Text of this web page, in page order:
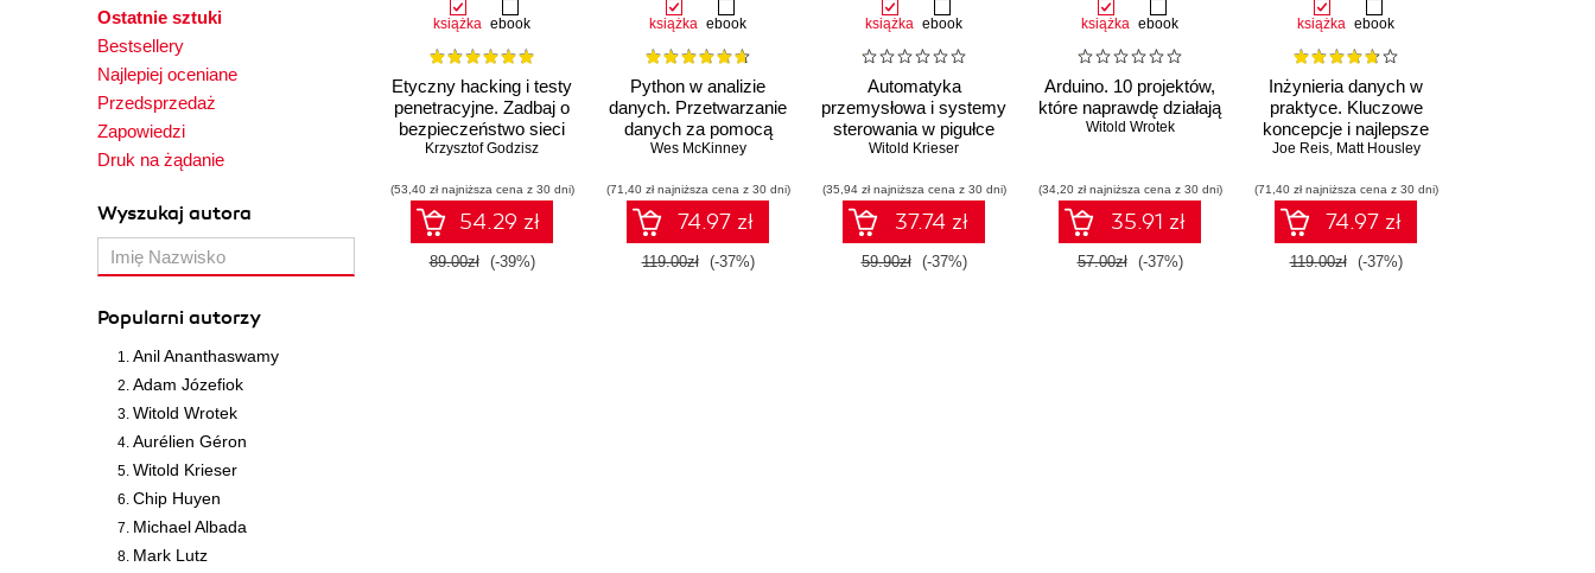
Ostatnie sztuki
Bestsellery
Najlepiej oceniane
Przedsprzedaż
Zapowiedzi
Druk na żądanie
Wyszukaj autora
Popularni autorzy
Anil Ananthaswamy
Adam Józefiok
Witold Wrotek
Aurélien Géron
Witold Krieser
Chip Huyen
Michael Albada
Mark Lutz
książka ebook
Etyczny hacking i testy
penetracyjne. Zadbaj o
bezpieczeństwo sieci
LAN i WLAN
Krzysztof Godzisz
(53,40 zł najniższa cena z 30 dni)
54.29 zł
89.00zł (-39%)
książka ebook
Python w analizie
danych. Przetwarzanie
danych za pomocą
pakietów pandas i
środowiska Jupyter.
Wydanie III
Wes McKinney
(71,40 zł najniższa cena z 30 dni)
74.97 zł
119.00zł (-37%)
książka ebook
Automatyka
przemysłowa i systemy
sterowania w pigułce
Witold Krieser
(35,94 zł najniższa cena z 30 dni)
37.74 zł
59.90zł (-37%)
książka ebook
Arduino. 10 projektów,
które naprawdę działają
Witold Wrotek
(34,20 zł najniższa cena z 30 dni)
35.91 zł
57.00zł (-37%)
książka ebook
Inżynieria danych w
praktyce. Kluczowe
koncepcje i najlepsze
technologie
Joe Reis, Matt Housley
(71,40 zł najniższa cena z 30 dni)
74.97 zł
119.00zł (-37%)